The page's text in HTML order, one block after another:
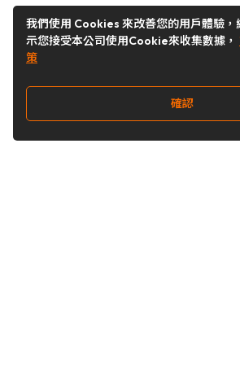
我們使用 Cookies 來改善您的用戶體驗，
示您接受本公司使用Cookie來收集數據，
策
確認